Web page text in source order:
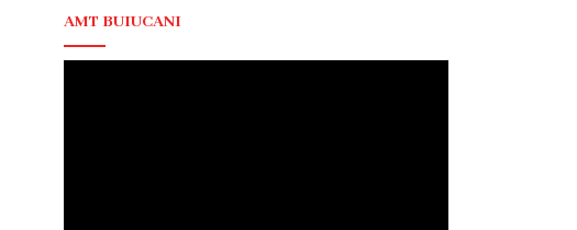
AMT BUIUCANI